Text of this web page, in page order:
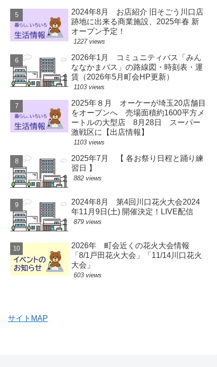
2024年8月 お店紹介 旧そごう川口店
跡地に出来る商業施設、2025年春 新
オープン予定！
1227 views
2026年1月 コミュニティバス「みん
ななかまバス」の路線図・時刻表・運
賃（2026年5月町会HP更新）
1103 views
2025年８月 オーケーが埼玉20店舗目
をオープンへ 売場面積約1600平方メ
ートルの大型店 8月28日 スーパー
激戦区に【出店情報】
1103 views
2025年7月 【 各お祭り日程と踊り練
習日 】
882 views
2024年8月 第4回川口花火大会2024
年11月9日(土) 開催決定！LIVE配信
879 views
2026年 町会近くの花火大会情報
「8/1戸田花火大会」「11/14川口花火
大会」
603 views
サイトMAP